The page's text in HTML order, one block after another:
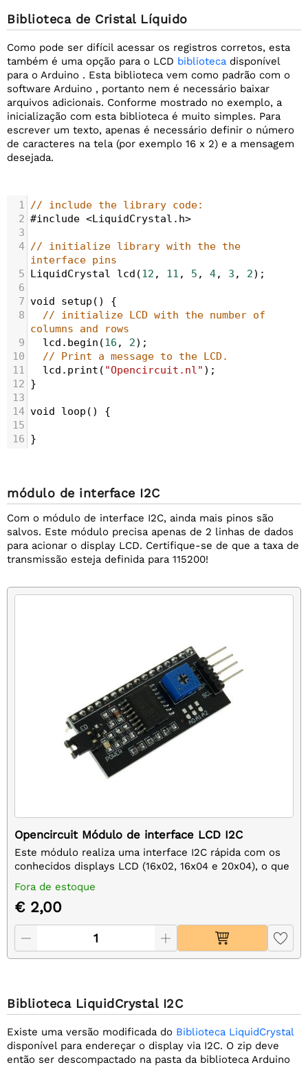
Biblioteca de Cristal Líquido
Como pode ser difícil acessar os registros corretos, esta
também é uma opção para o LCD biblioteca disponível
para o Arduino . Esta biblioteca vem como padrão com o
software Arduino , portanto nem é necessário baixar
arquivos adicionais. Conforme mostrado no exemplo, a
inicialização com esta biblioteca é muito simples. Para
escrever um texto, apenas é necessário definir o número
de caracteres na tela (por exemplo 16 x 2) e a mensagem
desejada.
1 // include the library code:
2 #include <LiquidCrystal . h>
3
4 // initialize library with the the
interface pins
5 LiquidCrystal lcd (12 , 11 , 5 , 4, 3 , 2);
6
7 void setup () {
8
// initialize LCD with the number of
columns and rows
9
lcd . begin (16 , 2);
10
// Print a message to the LCD.
11
lcd . print ( "Opencircuit.nl" );
12 }
13
14 void loop () {
15
16 }
módulo de interface I2C
Com o módulo de interface I2C, ainda mais pinos são
salvos. Este módulo precisa apenas de 2 linhas de dados
para acionar o display LCD. Certifique-se de que a taxa de
transmissão esteja definida para 115200!
Opencircuit Módulo de interface LCD I2C
Este módulo realiza uma interface I2C rápida com os
conhecidos displays LCD (16x02, 16x04 e 20x04), o que
torna o controle desses displays muito mais fácil e
econômico com pinos de E/S.
Fora de estoque
€ 2,00
Biblioteca LiquidCrystal I2C
Existe uma versão modificada do Biblioteca LiquidCrystal
disponível para endereçar o display via I2C. O zip deve
então ser descompactado na pasta da biblioteca Arduino